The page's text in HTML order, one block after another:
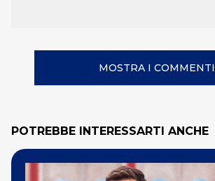
MOSTRA I COMMENTI
POTREBBE INTERESSARTI ANCHE